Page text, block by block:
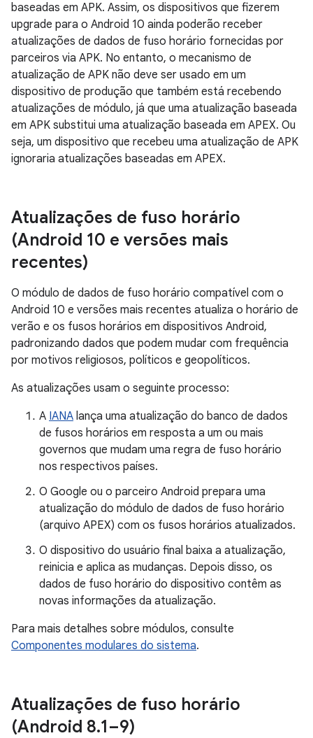
baseadas em APK. Assim, os dispositivos que fizerem
upgrade para o Android 10 ainda poderão receber
atualizações de dados de fuso horário fornecidas por
parceiros via APK. No entanto, o mecanismo de
atualização de APK não deve ser usado em um
dispositivo de produção que também está recebendo
atualizações de módulo, já que uma atualização baseada
em APK substitui uma atualização baseada em APEX. Ou
seja, um dispositivo que recebeu uma atualização de APK
ignoraria atualizações baseadas em APEX.
Atualizações de fuso horário
(Android 10 e versões mais
recentes)
O módulo de dados de fuso horário compatível com o
Android 10 e versões mais recentes atualiza o horário de
verão e os fusos horários em dispositivos Android,
padronizando dados que podem mudar com frequência
por motivos religiosos, políticos e geopolíticos.
As atualizações usam o seguinte processo:
A IANA lança uma atualização do banco de dados
de fusos horários em resposta a um ou mais
governos que mudam uma regra de fuso horário
nos respectivos países.
O Google ou o parceiro Android prepara uma
atualização do módulo de dados de fuso horário
(arquivo APEX) com os fusos horários atualizados.
O dispositivo do usuário final baixa a atualização,
reinicia e aplica as mudanças. Depois disso, os
dados de fuso horário do dispositivo contêm as
novas informações da atualização.
Para mais detalhes sobre módulos, consulte
Componentes modulares do sistema.
Atualizações de fuso horário
(Android 8.1–9)